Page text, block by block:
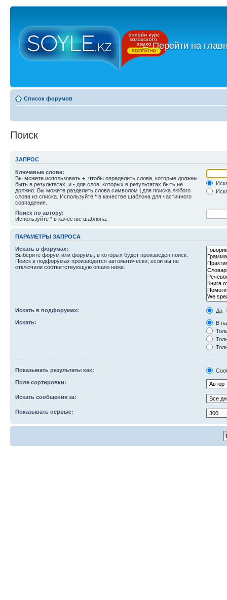
←Перейти на
Список форумов
Поиск
ЗАПРОС
Ключевые слова:
Вы можете использовать + , чтобы определить слова, которые должны
быть в результатах, и - для слов, которых в результатах быть не
должно. Вы можете разделить слова символом | для поиска любого
слова из списка. Используйте * в качестве шаблона для частичного
совпадения.
Поиск по автору:
Используйте * в качестве шаблона.
ПАРАМЕТРЫ ЗАПРОСА
Искать в форумах:
Выберите форум или форумы, в которых будет произведён поиск.
Поиск в подфорумах производится автоматически, если вы не
отключили соответствующую опцию ниже.
Искать в подфорумах:
Да
Искать:
В
Показывать результаты как:
Поле сортировки:
Искать сообщения за:
Показывать первые: